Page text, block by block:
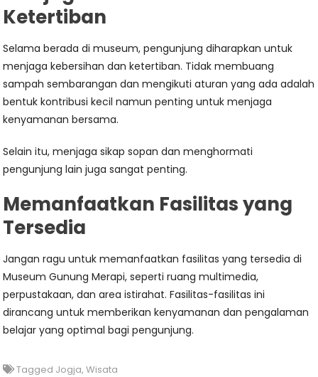
Ketertiban
Selama berada di museum, pengunjung diharapkan untuk
menjaga kebersihan dan ketertiban. Tidak membuang
sampah sembarangan dan mengikuti aturan yang ada adalah
bentuk kontribusi kecil namun penting untuk menjaga
kenyamanan bersama.
Selain itu, menjaga sikap sopan dan menghormati
pengunjung lain juga sangat penting.
Memanfaatkan Fasilitas yang
Tersedia
Jangan ragu untuk memanfaatkan fasilitas yang tersedia di
Museum Gunung Merapi, seperti ruang multimedia,
perpustakaan, dan area istirahat. Fasilitas-fasilitas ini
dirancang untuk memberikan kenyamanan dan pengalaman
belajar yang optimal bagi pengunjung.
Tagged Jogja,Wisata